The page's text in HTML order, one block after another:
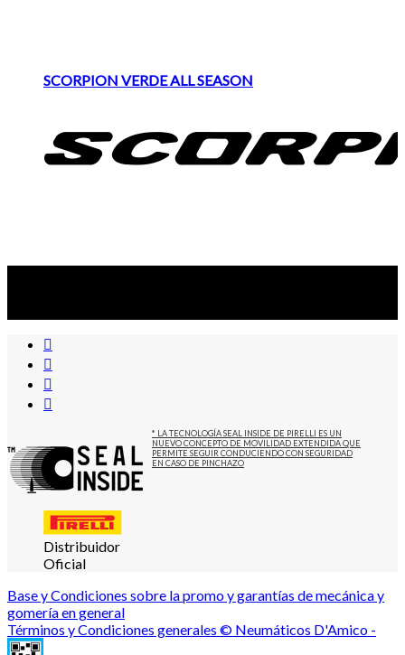
SCORPION VERDE ALL SEASON
* LA TECNOLOGÍA SEAL INSIDE DE PIRELLI ES UN
NUEVO CONCEPTO DE MOVILIDAD EXTENDIDA QUE
PERMITE SEGUIR CONDUCIENDO CON SEGURIDAD
EN CASO DE PINCHAZO
Distribuidor
Oficial
Base y Condiciones sobre la promo y garantías de mecánica y
gomería en general
Términos y Condiciones generales © Neumáticos D'Amico -